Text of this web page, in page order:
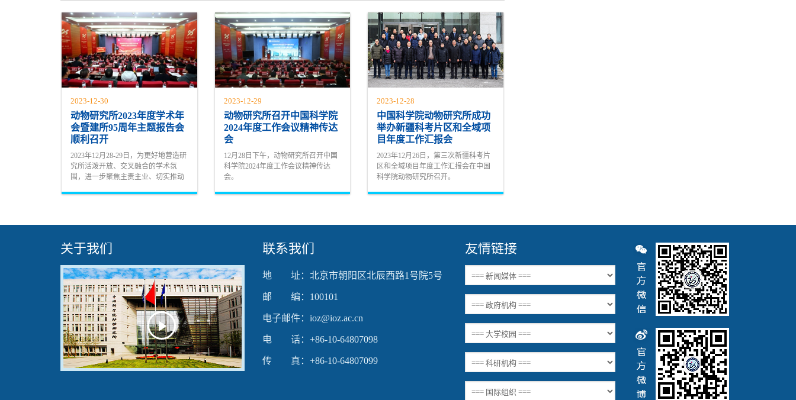
2023-12-30
动物研究所2023年度学术年
会暨建所95周年主题报告会
顺利召开
2023年12月28-29日，为更好地营造研
究所活泼开放、交叉融合的学术氛
围，进一步聚焦主责主业、切实推动
2023-12-29
动物研究所召开中国科学院
2024年度工作会议精神传达
会
12月28日下午，动物研究所召开中国
科学院2024年度工作会议精神传达
会。
2023-12-28
中国科学院动物研究所成功
举办新疆科考片区和全域项
目年度工作汇报会
2023年12月26日，第三次新疆科考片
区和全域项目年度工作汇报会在中国
科学院动物研究所召开。
关于我们
Play
Video
联系我们
地 址：北京市朝阳区北辰西路1号院5号
邮 编：100101
电子邮件：ioz@ioz.ac.cn
电 话：+86-10-64807098
传 真：+86-10-64807099
友情链接